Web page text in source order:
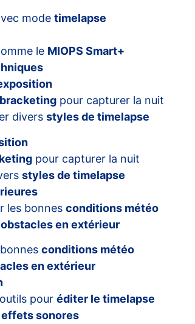
mode timelapse
le MIOPS Smart+
bracketing pour capturer la nuit
divers styles de timelapse
pour capturer la nuit
styles de timelapse
les bonnes conditions météo
obstacles en extérieur
conditions météo
en extérieur
pour éditer le timelapse
effets sonores